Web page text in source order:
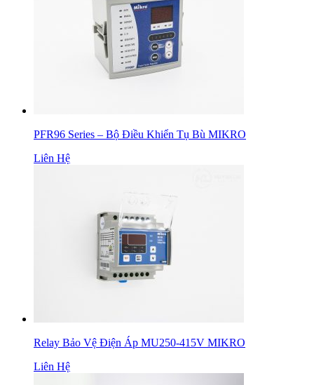
PFR96 Series – Bộ Điều Khiển Tụ Bù MIKRO
Liên Hệ
Relay Bảo Vệ Điện Áp MU250-415V MIKRO
Liên Hệ